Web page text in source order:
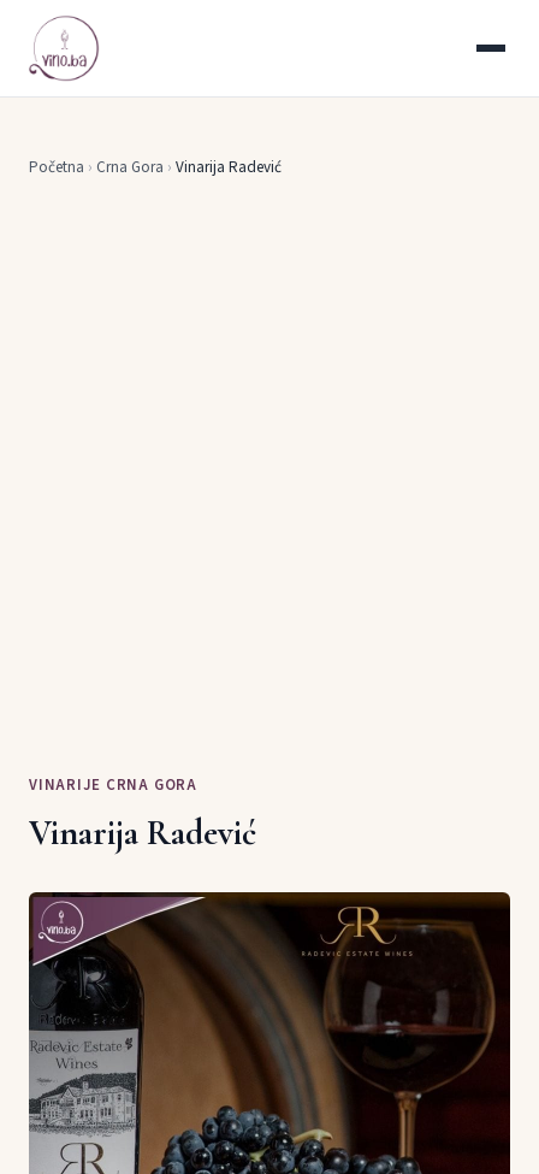
Početna › Crna Gora › Vinarija Radević
VINARIJE CRNA GORA
Vinarija Radević